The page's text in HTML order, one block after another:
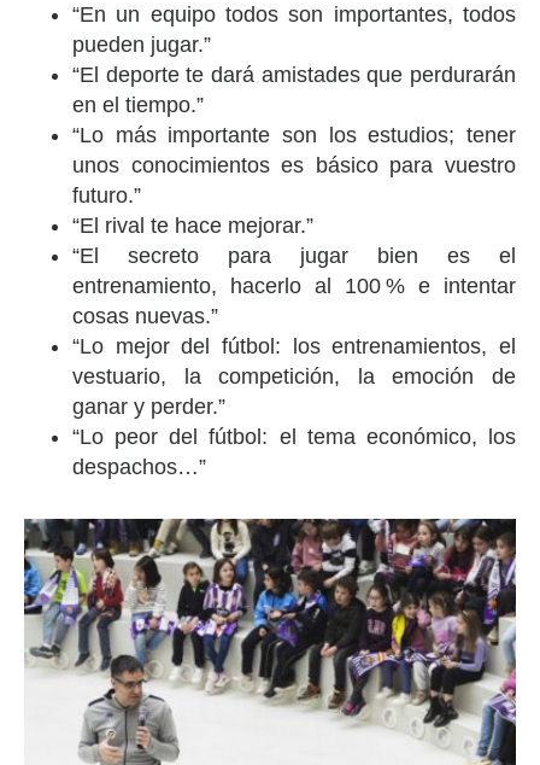
“En un equipo todos son importantes, todos
pueden jugar.”
“El deporte te dará amistades que perdurarán
en el tiempo.”
“Lo más importante son los estudios; tener
unos conocimientos es básico para vuestro
futuro.”
“El rival te hace mejorar.”
“El secreto para jugar bien es el
entrenamiento, hacerlo al 100 % e intentar
cosas nuevas.”
“Lo mejor del fútbol: los entrenamientos, el
vestuario, la competición, la emoción de
ganar y perder.”
“Lo peor del fútbol: el tema económico, los
despachos…”